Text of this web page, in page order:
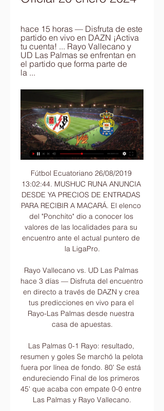
hace 15 horas — Disfruta de este
partido en vivo en DAZN ¡Activa
tu cuenta! ... Rayo Vallecano y
UD Las Palmas se enfrentan en
el partido que forma parte de
la ...
Fútbol Ecuatoriano 26/08/2019 13:02:44. MUSHUC RUNA ANUNCIA DESDE YA PRECIOS DE ENTRADAS PARA RECIBIR A MACARÁ. El elenco del "Ponchito" dio a conocer los valores de las localidades para su encuentro ante el actual puntero de la LigaPro.

Rayo Vallecano vs. UD Las Palmas hace 3 días — Disfruta del encuentro en directo a través de DAZN y crea tus predicciones en vivo para el Rayo-Las Palmas desde nuestra casa de apuestas.

Las Palmas 0-1 Rayo: resultado, resumen y goles Se marchó la pelota fuera por línea de fondo. 80' Se está endureciendo Final de los primeros 45' que acaba con empate 0-0 entre Las Palmas y Rayo Vallecano.

Ateneo Hotel, Madrid, España con descuento? Reserva este hotel en promoción con Hoteles.com! Ir a la página principal. Presiona la tecla Intro para activar. español (México) Reserva en línea o llama al 55-1500-1058 Se pueden aplicar cargos locales. Horas de la operación:. Hotel en el centro de la ciudad,.

En la Avenida Juan Carlos I,. Magnífica promoción de villas adosadas en San Miguel de Abona en el Residencial San Blas, Golf del Sur. Es un complejo cerr... 922 938 681 922 938 681 Contactar Guardar Descartar. 11. Promoción de obra nueva en Arona, Santa Cruz de Tenerife.

Nos vamos hoy con el hasta Irún, donde pese a jugar ayer el Osasuna , hoy vuelven disputan otro partido frente a la Real Sociedad.. Es un partido entre dos equipos de primera pero son olvidar que el Osasuna es un recién ascendido pero un clásico d primera, y es un duelo Vasco.

LALIGA EA SPORTS J10 - Rayo Vallecano ... directo. Rayo Vallecano de Madrid SAD. 66'. Falta en contra. Falta de Máximo Perrone (Las Palmas). Unión Deportiva Las Palmas SAD. 66'. Falta a favor. Isi ...

Potros de Hierro del Atlante y su flamante campeón de goleo reciben mañana a Alebrijes de Oaxaca, en su duelo de ida por las semifinales del Torneo Apertura 2015 del Ascenso MX en el estadio.

Ayacucho - Deportivo Municipal: Listas de transmisión en vivo (TV, streaming en vivo, radio) Este partido ha concluido Al pie encontrarás las listas originales de programación en vivo para este partido.

87 Verdirrojo 88 Larre Borges Neptuno - Primera 89 Neptuno - Primera 90 Capurro 91 Pe arol - Primera 92/93 Urupan - Tercera 94 Verdirrojo - Primera 95/96 Larra aga - Tercera 97 Col n - Tercera 98 Sayago - Segunda 02/03 Urupan - Tercera 04 Larre Borges - Tercera 05 Marne - Tercera 07 Olivol Mundial - Metropolitano (Desde 8a. fecha) 08 09 10

El dólar cerró a $16,16 y en la semana bajó 14 centavos. En tanto, la divisa quedó en $15,74 para la compra, acuerdo al promedio que releva el Banco Central.

Seguí en vivo Deportivo Llacuabamba VS Sport Boys - TyC Sports. TyC Sports, 11 de Julio de 2020 a las 07:00. Seguí en vivo Deportivo Llacuabamba VS Sport BoysTyC Sports continuar leyendo...

LaLiga EA Sports 2023-2024 en vivo en directo online. hace 9 horas — Recibe las últimas novedades de Fútbol en Eurosport. Accede al Rayo Vallecano - UD Las Palmas en directo en 20/01/2024.

Programación: Deportes Temuco vs. Universidad de Chile. Deportes Temuco va en busca de su primer triunfo del campeonato, mientras que Universidad de Chile …

Consulta los datos del partido RB Leipzig vs. Oporto en la competición Champions League 2017/2018 con comentarios en directo en AS.com (A Fondo)

Alianza Atlético venció 3-2 a Cienciano en Sullana. El partido se disputó en el Estadio Coloso de la Frontera por la fecha 8 del Torneo Apertura. Los norteños lograron voltear el marcador y sumaron tres importantes puntos que lo ubicaron sexto en la tabla de posiciones del fútbol peruano.

((FÚTBOL#)) Rayo Vallecano vs Las Palmas en vivo gratis hace 17 minutos — 2024 13:00:00 UTC en LaLiga. Cuando comience el partido, podrás seguir Rayo Vallecano vs Las Palmas en vivo el marcador, las clasificaciones ...

Rayo Vallecano vs Las Palmas En vivo Explore las estadísticas de Rayo Vallecano vs Las Palmas live en AiScore - Estamos actualizando los números en esta página cada segundo del juego. General.

Murió Juan Carlos Montes,. San Lorenzo derrotó a Lanús en un partido electrizante.. Carloni responsabilizó a Maradona por las bombas de estruendo en el Gigante.

2012-8-24 · San José, Costa Rica 4 y 5 de Septiembre de 2012 PROGRAMA MARTES, 4 DE SEPTIEMBRE DE 2012. los sistemas de transmisión y distribución” Ulf Häger, Institut für Energiesysteme, Energieeffizienz und Energiewirtschaft. Universidad Nacional de Asunción, Paraguay.

Cenas con flamenco en Córdoba ¿Alguna vez has disfrutado de cenas con flamenco en Córdoba? Un placer que no te puedes perder. En nuestra taberna organizamos eventos y conciertos de flamenco en directo con los mejores artistas invitados.

Parroquia de Nuestra Señora de los Desamparados Toluca, Toluca de Lerdo. 1.9K likes. Pagina de la Iglesia de Nuestra Señora de los Desamparados que muestra los eventos

"En octubre la Revista Semana publicó un artículo en el que afirmaba que Valledupar Fútbol Club tiene fuerzas paramilitares en su estructura económica, esos apuntes hay que aclararlos por eso exijo a la Fiscalía que investigue esta situación para aclararla, nosotros tenemos una incondicional disposición de ponerle el pecho al equipo, pero primero hay que despejar este interrogante para.

Round 8 Cusco FC - Sport Boys Universitario - Univ. San Martín de P. Ayacucho FC - Sport Huancayo EMD Binacional - Academia Cantolao Dep. Municipal - Cienciano Carlos A. Mannucci - Dep. Llacuabamba Atlético Grau - Alianza Universidad Sporting Cristal - Alianza Lima U.T.C. - Univ. Cesar Vallejo FBC Melgar - FC Carlos Stein Round 9 Alianza Lima - Cusco FC Univ. San Martín de P. - EMD.

Ver en directo online Las Palmas vs Rayo Vallecano de La 18 oct 2023 — Te contamos dónde ver en directo online el Las Palmas vs. Rayo Vallecano de La Liga 2023-2024: Movistar, DAZN, canal de TV y streaming en ...

Goles de Argentino de Quilmes: 77.. por agresión a un juez de línea. No continuó, ni se modificó el resultado. Publicado por Jose Carluccio en 13:05. Etiquetas: argentina, argentino de quilmes, futbol, historiales, provincia de buenos aires, quilmes, remedios de. acassuso (2) adrogue (5) agronomia (3) agropecuario argentino (5.

El Leganés abre 2020 en racha tras conseguir siete puntos de nueve en diciembre.. Real Valladolid 3 78'Enes Unal 7'Enes Unal.. 2 Betis - Real Madrid en directo, la Liga Santander en vivo;

La reforma fiscal aprobada a finales del año pasado ha favorecido la fiscalidad de los contribuyentes mayores de 65 años, al introducir un nuevo supuesto de exención en el Impuesto sobre la Renta de las Personas Físicas para las ganancias patrimoniales obtenidas por estos contribuyentes, siempre que el importe obtenido por la transmisión se destine a constituir una renta vitalicia.

La 21 edición de Flamenco Viene del Sur. la actuación 'En Directo' del cantaor Duquende con Dani de Morón a la guitarra. Este ciclo programado por el Instituto Andaluz del Flamenco,.

Valencia vs Levante el resultado en vivo en la liga La Liga. Presentamos el resultado en vivo, la composición de los equipos antes del partido, los goleadores, las estadísticas y la tabla de posiciones

CONMEBOL Sudamericana Comentarios en directo del Cerro Porteño v Independiente Santa Fe 30 de septiembre de 2016, incluyendo todas las estadísticas y eventos clave del partido, actualizado al.

Varios miles de jugadores en el mundo. DOFUS es un juego de rol multijugador masivo en línea cuyo objetivo es encontrar los seis preciados dofus para convertirte en el amo y señor de Amakna.

Primera B Comentarios en directo del Valledupar v Deportes Quindío 1 de febrero de 2020, incluyendo todas las estadísticas y eventos clave del partido, actualizado al instante.

Rayo - Las Palmas, en directo | LaLiga EA Sports hoy en vivo hace 27 minutos — ¡Bienvenidos al partido que abre la jornada del sábado! ¡Bienvenidos al duelo entre el Rayo Vallecano y Las Palmas! Vallecas recibe con hambre ...

2020-5-15 · Internacional, Universidad Estatal a Distancia, Costa Rica. Gerente de Proyecto, Project Management Leadership Group, Inc. US. Monitor Clínico, Gerente de Proyecto y Gerente de Control de Calidad, Merck Sharp and Dohme. Ronaldo González Médico y Cirujano, Universidad de San Carlos de Guatemala. Postgrado en Medicina Interna,

En vivo Rayo Vallecano vs Las Palmas minuto a En vivo Rayo Vallecano vs Las Palmas vea el minuto a minuto del partido Rayo Vallecano vs Las Palmas de la Liga de Espana. Goles, alineaciones y resumen del ...

RAYO VALLECANO vs LAS PALMAS EN VIVO - YouTube YouTube YouTube YouTube Falso Nueve Hace 8 horas Hace 8 horas

LIBRERIA EL ATENEO EN BUENOS AIRES. Nombre de usuario. Contraseña ¿Eres nuevo en GuiaLocal? Regístrate. Nombre de usuario. E-mail. Contraseña. Aumenta tus ventas AHORA. Este podría ser un anuncio de tu empresa o negocio. Destaca tu negocio en GuiaLocal Buenos Aires y llega a más potenciales clientes.

¡Nos mudamos! Visitá nuestro nuevo sitio. Mostrando entradas con la etiqueta Ligas locales.Mostrar todas las entradas. Mostrando entradas con la etiqueta Ligas locales.Mostrar todas las entradas

Ahora la tabla de clasificados para para disputar las definiciones quedó completa para la Liguilla y Reclasificatorio. Los que jugarán la Liguilla son Malvín, Olimpia, Trouville, Nacional, Hebraica y Macabi y Defensor Sporting. Por su parte disputarán el Reclasificatorio Urunday Universitario, Goes, Aguada, Biguá, Capitol, y Sayago

LaLiga Crónica del partido Celta de Vigo v Villarreal el 30 de marzo de 2019, incluyendo todos los goles y acciones. Opina sobre el partido en los comentarios.

O retorno do Marcílio Dias ao Campeonato Catarinense já tem data e adversários definidos: a primeira partida acontecerá no dia 8 de julho, quarta-feira, às 19h, contra o Criciúma, na casa do adversário, no estádio Heriberto Hulse, pelo jogo de ida das quartas de final. A volta está marcada para o dia 11, no mesmo horário, em Itajaí.

El Ateneo Mercantil de Valencia ha programado una amplia variedad de conciertos gratuitos para el mes de junio